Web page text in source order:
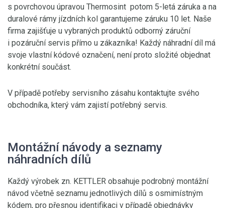
s povrchovou úpravou Thermosint potom 5-letá záruka a na
duralové rámy jízdních kol garantujeme záruku 10 let. Naše
firma zajišťuje u vybraných produktů odborný záruční
i pozáruční servis přímo u zákazníka! Každý náhradní díl má
svoje vlastní kódové označení, není proto složité objednat
konkrétní součást.
V případě potřeby servisního zásahu kontaktujte svého
obchodníka, který vám zajistí potřebný servis.
Montážní návody a seznamy
náhradních dílů
Každý výrobek zn. KETTLER obsahuje podrobný montážní
návod včetně seznamu jednotlivých dílů s osmimístným
kódem, pro přesnou identifikaci v případě objednávky